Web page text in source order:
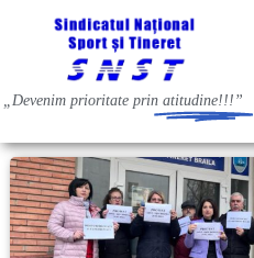
„Devenim prioritate prin atitudine!!!”